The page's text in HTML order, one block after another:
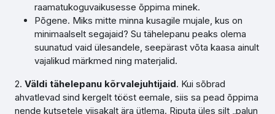
raamatukoguvaikusesse õppima minek.
Põgene. Miks mitte minna kusagile mujale, kus on
minimaalselt segajaid? Su tähelepanu peaks olema
suunatud vaid ülesandele, seepärast võta kaasa ainult
vajalikud märkmed ning materjalid.
2. Väldi tähelepanu kõrvalejuhtijaid. Kui sõbrad
ahvatlevad sind kergelt tööst eemale, siis sa pead õppima
nende kutsetele viisakalt ära ütlema. Riputa üles silt „palun